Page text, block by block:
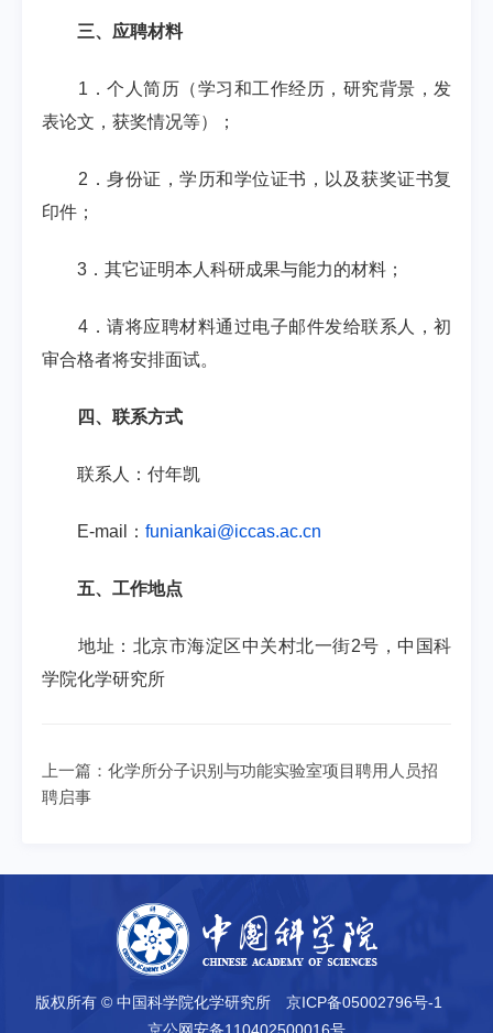
三、应聘材料
1 ．个人简历（学习和工作经历，研究背景，发
表论文，获奖情况等）；
2 ．身份证，学历和学位证书，以及获奖证书复
印件；
3 ．其它证明本人科研成果与能力的材料；
4 ．请将应聘材料通过电子邮件发给联系人，初
审合格者将安排面试。
四、联系方式
联系人：付年凯
E-mail ： funiankai@iccas.ac.cn
五、工作地点
地址：北京市海淀区中关村北一街2号，中国科
学院化学研究所
上一篇： 化学所分子识别与功能实验室项目聘用人员招
聘启事
版权所有 © 中国科学院化学研究所
京ICP备05002796号-1